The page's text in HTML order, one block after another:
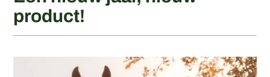
product!